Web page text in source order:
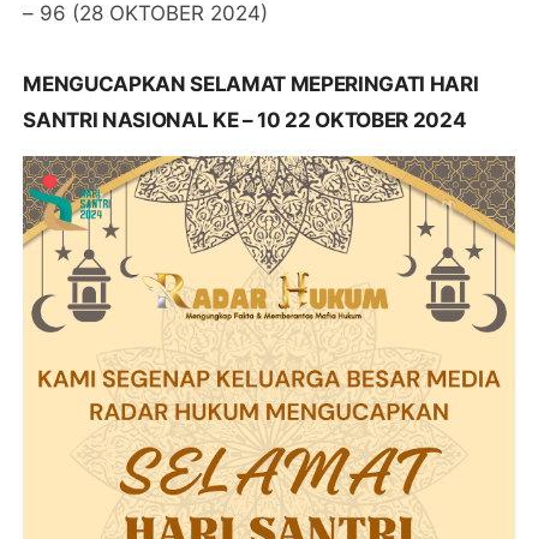
– 96 (28 OKTOBER 2024)
MENGUCAPKAN SELAMAT MEPERINGATI HARI
SANTRI NASIONAL KE – 10 22 OKTOBER 2024